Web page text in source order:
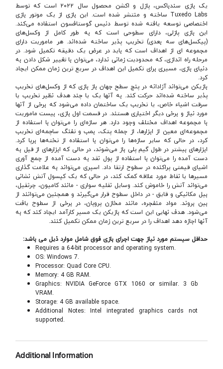
یک بازی سندباکس، پازل و اکشن محصول سال ۲۰۲۲ است که توسط
Tuxedo Labs ساخته و منتشر شده است. این بازی از یک موتور بازی
اختصاصی توسعه یافته شده توسط دنیس گوستافسون استفاده می‌کند.
این بازی پازلی، دارای سطوحی است که به طور کامل از وکسل‌های
(پیکسل‌های سه بعدی) تخریب پذیر ساخته شده‌اند. هر ماموریت دارای
مجموعه ای از اهداف است که باید در عرض یک دقیقه تکمیل شود. در
مرحله راه اندازی، که محدودیت زمانی ندارد، می‌توان با تغییر شکل دادن به
دنیای بازی، مسیری برای تکمیل این اهداف در سریع ترین زمان ممکن ایجاد
کرد.
بازیکن می‌تواند آزادانه در پنج سطح جهان باز بازی که از وکسل‌های تخریب
پذیر ساخته شده‌اند حرکت کند. به آنها یک یا چند هدف نظیر تخریب یا
سرقت اشیاء خاص، یا تخریب یک ساختمان داده می‌شود که برخی از آنها
مورد نیاز و برخی دیگر اختیاری هستند. در قسمت اول بازی، بیست ماموریت
با مجموعه اهداف مختلف وجود دارد. هر سازه‌ای را می‌توان با استفاده از
مجموعه‌ای معین از ابزارها، از جمله پتک، بمب و تفنگ ساچمه‌ای تخریب
کرد، در حالی که سایر سازه‌ها را می‌توان با استفاده از تخته‌ها برپا کرد.
ابزارهای بیشتر در طول گیم پلی باز می‌شوند، در حالی که ابزارهای از قبل به
دست آمده را می‌توان با استفاده از پول نقد به دست آمده از جمع آوری
اشیای قیمتی پراکنده در سطوح ارتقا داد. اسپری می‌تواند به علامت گذاری
مسیرها یا نقاط مورد علاقه کمک کند، در حالی که یک کپسول آتش نشانی
می‌تواند آتش را خاموش کند. وسایل نقلیه سواری - مانند کامیون، جرثقیل،
بیل مکانیکی و قایق - در داخل سطوح قرار می‌گیرند و همچنین می‌توانند از
بین بروند. مواد منفجره، مانند مخازن پروپان، در برخی از سطوح یافت
می‌شود. هدف نهایی این است که بازیکن یک مسیر کارآمد ایجاد کند که به
آنها اجازه دهد اهداف را در سریع ترین زمان ممکن تکمیل کنند.
حداقل سیستم مورد نیاز جهت اجرای بازی فوق شامل موارد ذیل می باشد:
Requires a 64-bit processor and operating system.
OS: Windows 7.
Processor: Quad Core CPU.
Memory: 4 GB RAM.
Graphics: NVIDIA GeForce GTX 1060 or similar. 3 Gb
VRAM.
Storage: 4 GB available space.
Additional Notes: Intel integrated graphics cards not
supported.
Additional Information